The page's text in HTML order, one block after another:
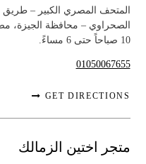
المتحف المصري الكبير – طريق
الصحراوي – محافظة الجيزة،
10 صباحاً حتى 6 مساءً.
01050067655
GET DIRECTIONS
متجر اختين الزمالك